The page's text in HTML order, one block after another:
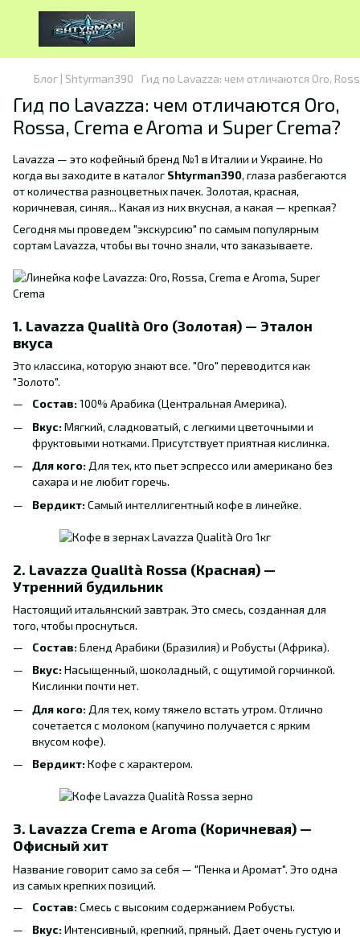
Блог | Shtyrman390 Гид по Lavazza: чем отличаются Oro,
Гид по Lavazza: чем отличаются Oro,
Rossa, Crema e Aroma и Super Crema?
Lavazza — это кофейный бренд №1 в Италии и Украине. Но
когда вы заходите в каталог Shtyrman390, глаза разбегаются
от количества разноцветных пачек. Золотая, красная,
коричневая, синяя... Какая из них вкусная, а какая — крепкая?
Сегодня мы проведем "экскурсию" по самым популярным
сортам Lavazza, чтобы вы точно знали, что заказываете.
1. Lavazza Qualità Oro (Золотая) — Эталон
вкуса
Это классика, которую знают все. "Oro" переводится как
"Золото".
Состав:100% Арабика (Центральная Америка).
Вкус:Мягкий, сладковатый, с легкими цветочными и
фруктовыми нотками. Присутствует приятная кислинка.
Для кого: Для тех, кто пьет эспрессо или американо без
сахара и не любит горечь.
Вердикт:Самый интеллигентный кофе в линейке.
2. Lavazza Qualità Rossa (Красная) —
Утренний будильник
Настоящий итальянский завтрак. Это смесь, созданная для
того, чтобы проснуться.
Состав:Бленд Арабики (Бразилия) и Робусты (Африка).
Вкус:Насыщенный, шоколадный, с ощутимой горчинкой.
Кислинки почти нет.
Для кого: Для тех, кому тяжело встать утром. Отлично
сочетается с молоком (капучино получается с ярким
вкусом кофе).
Вердикт:Кофе с характером.
3. Lavazza Crema e Aroma (Коричневая) —
Офисный хит
Название говорит само за себя — "Пенка и Аромат". Это одна
из самых крепких позиций.
Состав:Смесь с высоким содержанием Робусты.
Вкус:Интенсивный, крепкий, пряный. Дает очень густую и